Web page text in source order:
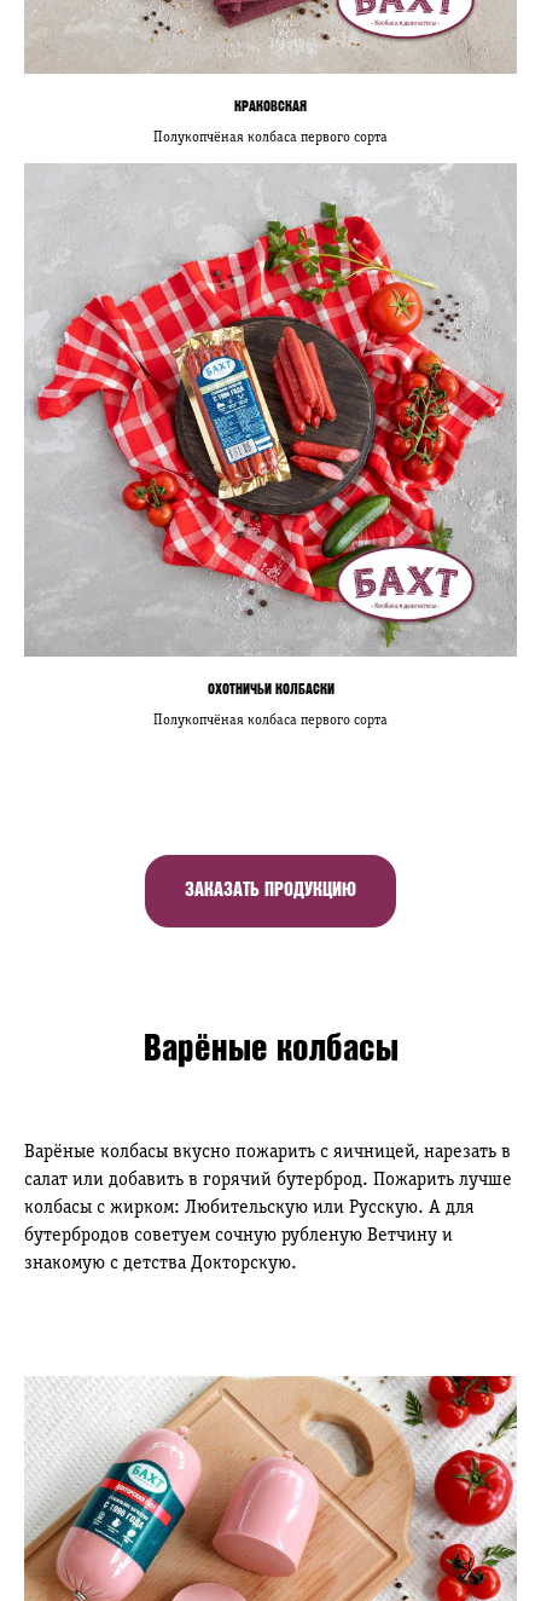
КРАКОВСКАЯ
Полукопчёная колбаса первого сорта
ОХОТНИЧЬИ КОЛБАСКИ
Полукопчёная колбаса первого сорта
ЗАКАЗАТЬ ПРОДУКЦИЮ
Варёные колбасы
Варёные колбасы вкусно пожарить с яичницей, нарезать в
салат или добавить в горячий бутерброд. Пожарить лучше
колбасы с жирком: Любительскую или Русскую. А для
бутербродов советуем сочную рубленую Ветчину и
знакомую с детства Докторскую.